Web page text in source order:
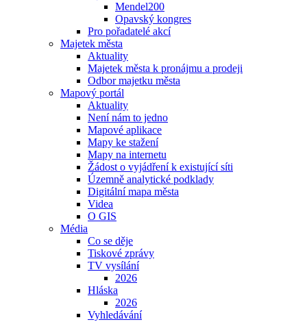
Mendel200
Opavský kongres
Pro pořadatelé akcí
Majetek města
Aktuality
Majetek města k pronájmu a prodeji
Odbor majetku města
Mapový portál
Aktuality
Není nám to jedno
Mapové aplikace
Mapy ke stažení
Mapy na internetu
Žádost o vyjádření k existující síti
Územně analytické podklady
Digitální mapa města
Videa
O GIS
Média
Co se děje
Tiskové zprávy
TV vysílání
2026
Hláska
2026
Vyhledávání